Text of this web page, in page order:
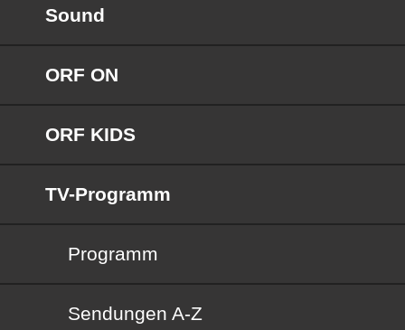
Sound
ORF ON
ORF KIDS
TV-Programm
Programm
Sendungen von A bis Z
Sendungen A-Z